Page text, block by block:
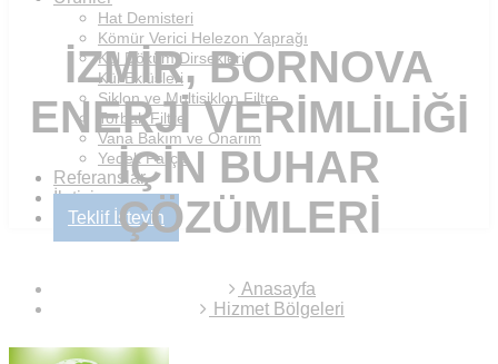
Hat Demisteri
Kömür Verici Helezon Yaprağı
Kül Döküm Dirsekleri
Kül Eklüsleri
Siklon ve Multisiklon Filtre
Torbalı Filtre
Vana Bakım ve Onarım
Yedek Parça
Referanslar
İletişim
Teklif İsteyin
İZMIR, BORNOVA
ENERJI VERIMLILIĞI
IÇIN BUHAR
ÇÖZÜMLERI
Anasayfa
Hizmet Bölgeleri